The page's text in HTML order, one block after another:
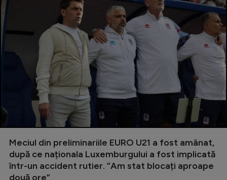
Meciul din preliminariile EURO U21 a fost amânat,
după ce naționala Luxemburgului a fost implicată
într-un accident rutier. ”Am stat blocați aproape
două ore”